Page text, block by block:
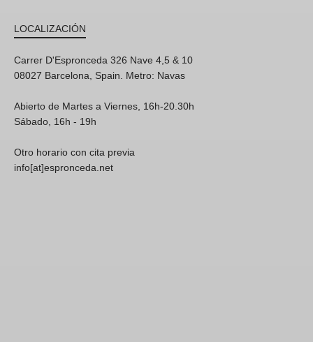
LOCALIZACIÓN
Carrer D'Espronceda 326 Nave 4,5 & 10
08027 Barcelona, Spain. Metro: Navas
Abierto de Martes a Viernes, 16h-20.30h
Sábado, 16h - 19h
Otro horario con cita previa
info[at]espronceda.net